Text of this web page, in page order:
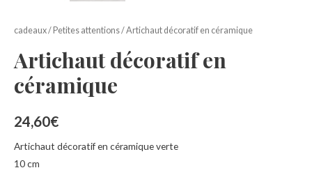
cadeaux/ Petites attentions/ Artichaut décoratif en céramique
Artichaut décoratif en
céramique
24,60€
Artichaut décoratif en céramique verte
10 cm